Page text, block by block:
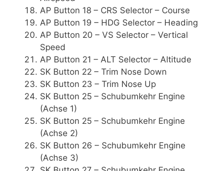
AP Button 18 – CRS Selector – Course
AP Button 19 – HDG Selector – Heading
AP Button 20 – VS Selector – Vertical
Speed
AP Button 21 – ALT Selector – Altitude
SK Button 22 – Trim Nose Down
SK Button 23 – Trim Nose Up
SK Button 25 – Schubumkehr Engine
(Achse 1)
SK Button 25 – Schubumkehr Engine
(Achse 2)
SK Button 26 – Schubumkehr Engine
(Achse 3)